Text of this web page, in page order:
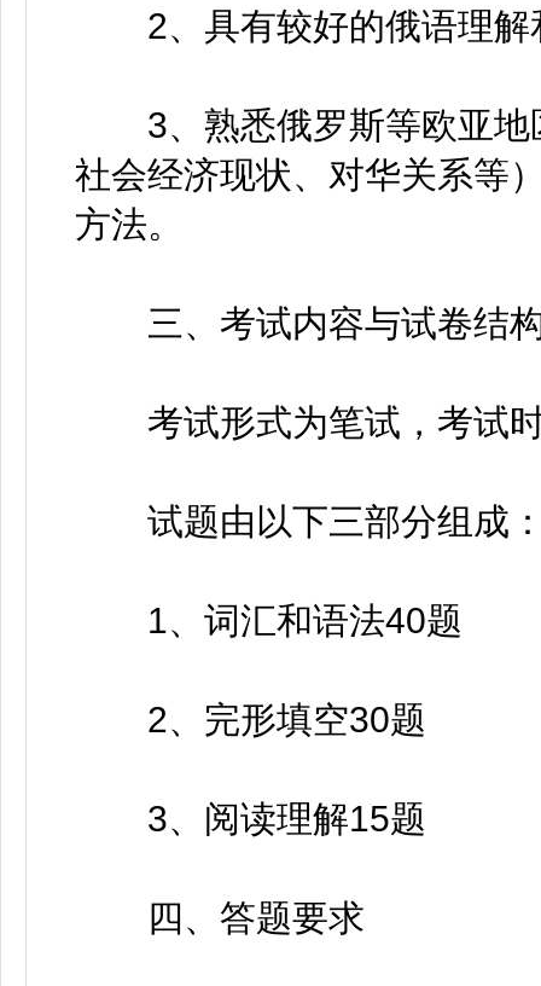
2、具有较好的俄语理解
3、熟悉俄罗斯等欧亚地
社会经济现状、对华关系等
方法。
三、考试内容与试卷结
考试形式为笔试，考试时
试题由以下三部分组成
1、词汇和语法40题
2、完形填空30题
3、阅读理解15题
四、答题要求